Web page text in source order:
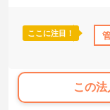
介護休暇取得実績あり
ここに注目！
この